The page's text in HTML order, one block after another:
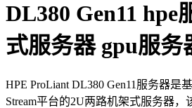
DL380 Gen11 hpe
式服务器 gpu服务
HPE ProLiant DL380 Gen11服务器是
Stream平台的2U两路机架式服务器